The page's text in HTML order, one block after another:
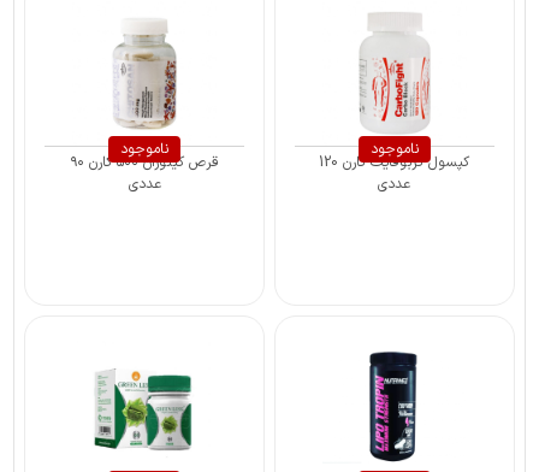
ناموجود
کپسول کربوفایت کارن 120
عددی
ناموجود
قرص کیتوزان ۵۰۰ کارن ۹۰
عددی